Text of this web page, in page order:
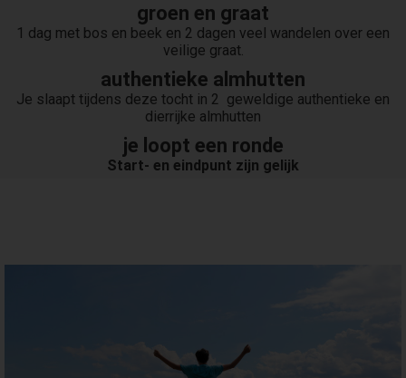
groen en graat
1 dag met bos en beek en 2 dagen veel wandelen over een
veilige graat.
authentieke almhutten
Je slaapt tijdens deze tocht in 2 geweldige authentieke en
dierrijke almhutten
je loopt een ronde
Start- en eindpunt zijn gelijk